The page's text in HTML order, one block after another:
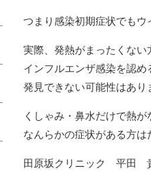
つまり感染初期症状でもウ
実際、発熱がまったくな
インフルエンザ感染を認
発見できない可能性はあり
くしゃみ・鼻水だけで熱
なんらかの症状がある方は
田原坂クリニック 平田